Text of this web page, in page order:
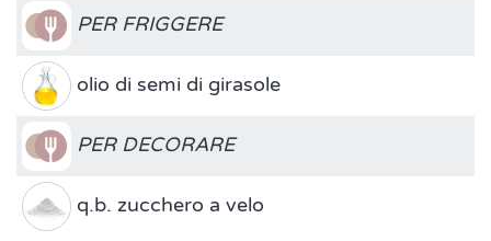
PER FRIGGERE
olio di semi di girasole
PER DECORARE
q.b. zucchero a velo